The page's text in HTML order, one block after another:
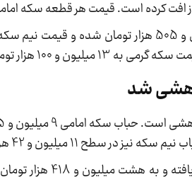
قیمت هر قطعه سکه امامی در حال حاضر به 72 میلیون و
شد